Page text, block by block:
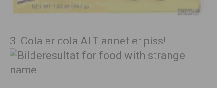
3. Cola er cola ALT annet er piss!